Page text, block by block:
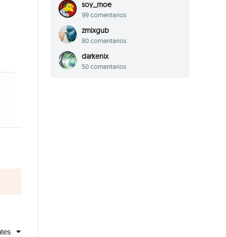
soy_moe
99 comentarios
zmixgub
80 comentarios
darkenix
50 comentarios